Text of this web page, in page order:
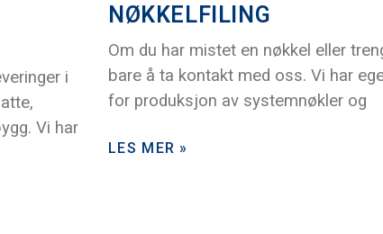
i
Vi har
NØKKELFILING
Om du har mistet en nøkkel eller
bare å ta kontakt med oss. Vi har
for produksjon av systemnøkler og
LES MER »